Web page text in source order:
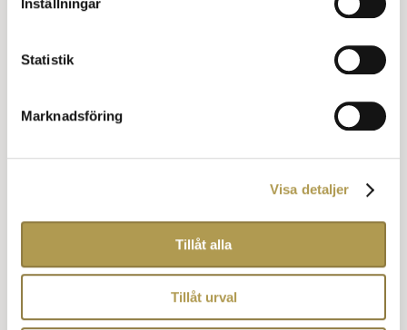
Statistik
Marknadsföring
Visa detaljer
Tillåt alla
Tillåt urval
Cocktail klädsel
Påhittade klädkoder
Obegripliga klädkoder
Sommarfin
Tillbehör klädkoder